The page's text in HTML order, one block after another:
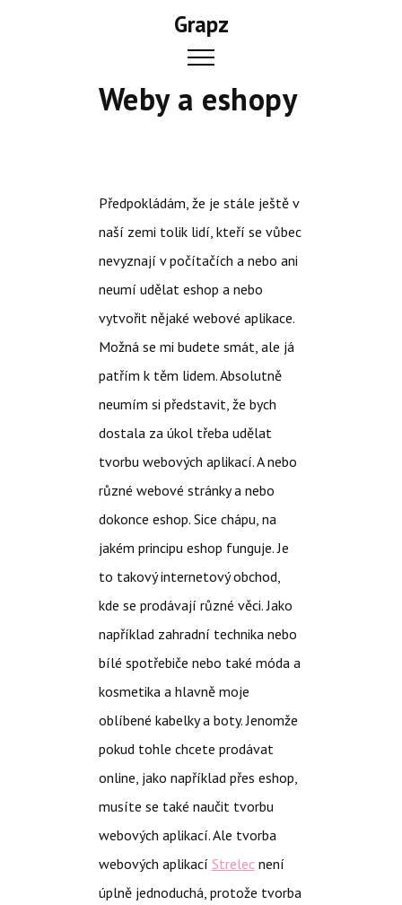
Grapz
Weby a eshopy
Předpokládám, že je stále ještě v
naší zemi tolik lidí, kteří se vůbec
nevyznají v počítačích a nebo ani
neumí udělat eshop a nebo
vytvořit nějaké webové aplikace.
Možná se mi budete smát, ale já
patřím k těm lidem. Absolutně
neumím si představit, že bych
dostala za úkol třeba udělat
tvorbu webových aplikací. A nebo
různé webové stránky a nebo
dokonce eshop. Sice chápu, na
jakém principu eshop funguje. Je
to takový internetový obchod,
kde se prodávají různé věci. Jako
například zahradní technika nebo
bílé spotřebiče nebo také móda a
kosmetika a hlavně moje
oblíbené kabelky a boty. Jenomže
pokud tohle chcete prodávat
online, jako například přes eshop,
musíte se také naučit tvorbu
webových aplikací. Ale tvorba
webových aplikací Strelecnení
úplně jednoduchá, protože tvorba